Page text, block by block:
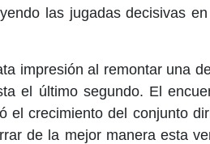
las jugadas decisivas
impresión al remontar una
el último segundo. El
el crecimiento del conjunto
de la mejor manera esta